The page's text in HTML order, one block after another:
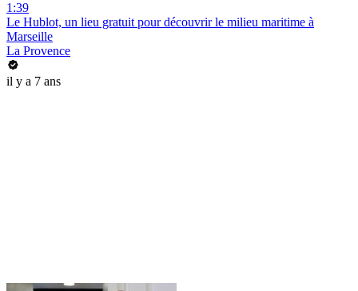
1:39
Le Hublot, un lieu gratuit pour découvrir le milieu maritime à
Marseille
La Provence
il y a 7 ans